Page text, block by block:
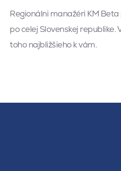
Regionálni manažéri KM
po celej Slovenskej republike.
toho najbližšieho k vám.